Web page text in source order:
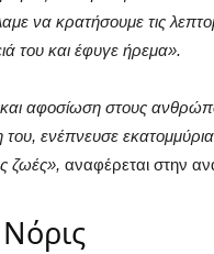
να κρατήσουμε τις
του και έφυγε ήρεμα».
αφοσίωση στους
του, ενέπνευσε
ζωές», αναφέρεται στην